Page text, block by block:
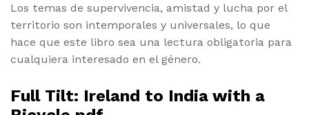
Los temas de supervivencia, amistad y lucha por el
territorio son intemporales y universales, lo que
hace que este libro sea una lectura obligatoria para
cualquiera interesado en el género.
Full Tilt: Ireland to India with a